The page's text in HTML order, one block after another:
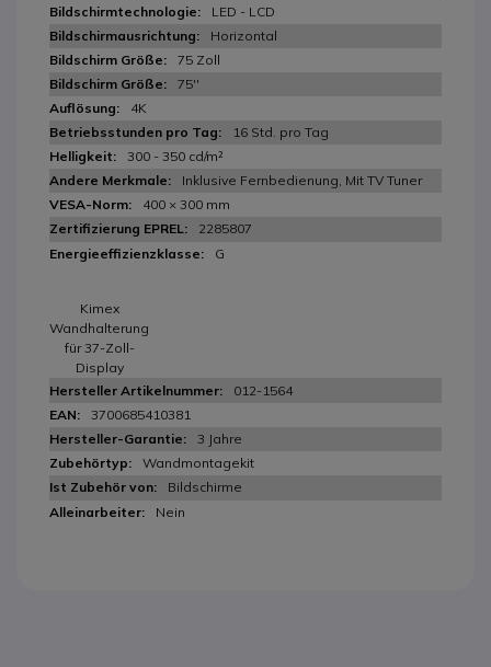
LED - LCD
Horizontal
75 Zoll
75''
4K
16 Std. pro Tag
300 - 350 cd/m²
Inklusive Fernbedienung, Mit TV Tuner
400 × 300 mm
2285807
G
Kimex
Wandhalterung
für 37-Zoll-
Display
012-1564
3700685410381
3 Jahre
Wandmontagekit
Bildschirme
Nein